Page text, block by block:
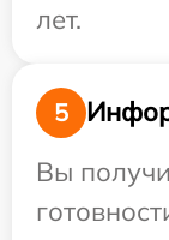
лет.
5
Вы